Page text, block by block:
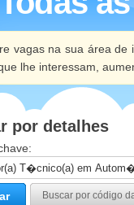
vagas na sua área
lhe interessam,
por detalhes
Buscar por código